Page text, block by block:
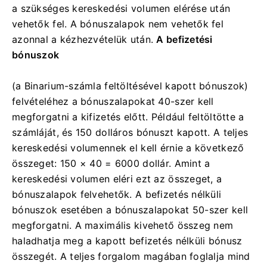
a szükséges kereskedési volumen elérése után
vehetők fel. A bónuszalapok nem vehetők fel
azonnal a kézhezvételük után.A befizetési
bónuszok
(a Binarium-számla feltöltésével kapott bónuszok)
felvételéhez a bónuszalapokat 40-szer kell
megforgatni a kifizetés előtt. Például feltöltötte a
számláját, és 150 dolláros bónuszt kapott. A teljes
kereskedési volumennek el kell érnie a következő
összeget: 150 × 40 = 6000 dollár. Amint a
kereskedési volumen eléri ezt az összeget, a
bónuszalapok felvehetők. A befizetés nélküli
bónuszok esetében a bónuszalapokat 50-szer kell
megforgatni. A maximális kivehető összeg nem
haladhatja meg a kapott befizetés nélküli bónusz
összegét. Ateljes forgalom magában foglalja mind